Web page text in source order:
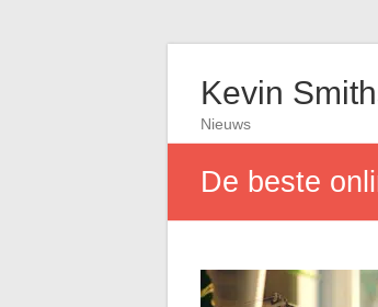
Kevin
Nieuws
De beste